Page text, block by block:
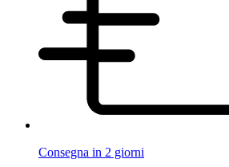
Consegna in 2 giorni